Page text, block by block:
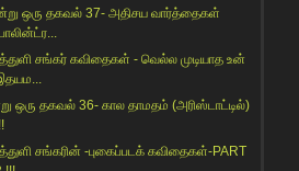
ஒரு தகவல் 37- அதிசய வார்த்தைகள்
சங்கர் கவிதைகள் - வெல்ல முடியாத உன்
ஒரு தகவல் 36- கால தாமதம் (அரிஸ்டாட்டில்)
சங்கரின் -புகைப்படக் கவிதைகள்-PART